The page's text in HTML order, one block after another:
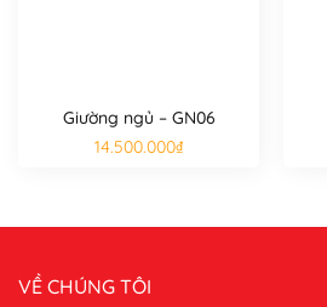
Giường ngủ – GN06
14.500.000₫
VỀ CHÚNG TÔI